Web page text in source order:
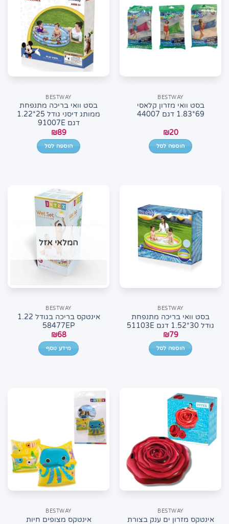
BESTWAY
בסט וואי מזרון קלאסי
69*1.83 דגם 44007
₪20
הוספה לסל
BESTWAY
בסט וואי בריכה מתנפחת
ממותג דיסני גודל 25*1.22
דגם 91007E
₪89
הוספה לסל
BESTWAY
בסט וואי בריכה מתנפחת
גודל 30*1.52 דגם 51103E
₪79
הוספה לסל
המלאי אזל
BESTWAY
אינטקס בריכה בגודל 1.22
58477EP
₪68
מידע נוסף
BESTWAY
אינטקס מזרון ים ענק בצורת
BESTWAY
אינטקס מצופים חיות